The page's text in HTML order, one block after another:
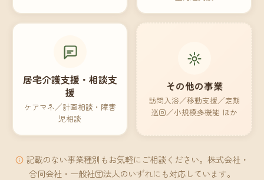
居宅介護支援・相談支
援
ケアマネ／計画相談・障害
児相談
その他の事業
訪問入浴／移動支援／定期
巡回／小規模多機能 ほか
記載のない事業種別もお気軽にご相談ください。株式会社・
合同会社・一般社団法人のいずれにも対応しています。